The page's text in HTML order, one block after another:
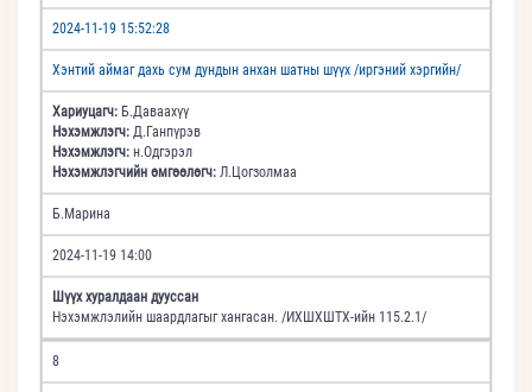
2024-11-19 15:52:28
Хэнтий аймаг дахь сум дундын анхан шатны шүүх /иргэний хэргийн/
Хариуцагч: Б.Даваахүү
Нэхэмжлэгч: Д.Ганпүрэв
Нэхэмжлэгч: н.Одгэрэл
Нэхэмжлэгчийн өмгөөлөгч: Л.Цогзолмаа
Б.Марина
2024-11-19 14:00
Шүүх хуралдаан дууссан
Нэхэмжлэлийн шаардлагыг хангасан. /ИХШХШТХ-ийн 115.2.1/
8